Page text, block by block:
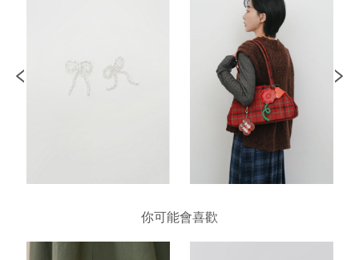
你可能會喜歡